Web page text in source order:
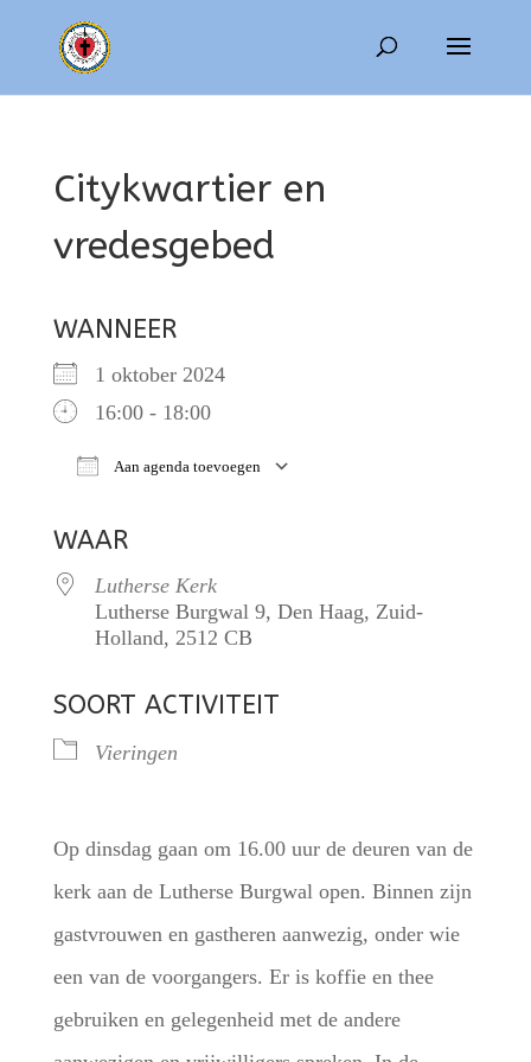
Citykwartier en
vredesgebed
WANNEER
1 oktober 2024
16:00 - 18:00
Aan agenda toevoegen
WAAR
Lutherse Kerk
Lutherse Burgwal 9, Den Haag, Zuid-
Holland, 2512 CB
SOORT ACTIVITEIT
Vieringen
Op dinsdag gaan om 16.00 uur de deuren van de
kerk aan de Lutherse Burgwal open. Binnen zijn
gastvrouwen en gastheren aanwezig, onder wie
een van de voorgangers. Er is koffie en thee
gebruiken en gelegenheid met de andere